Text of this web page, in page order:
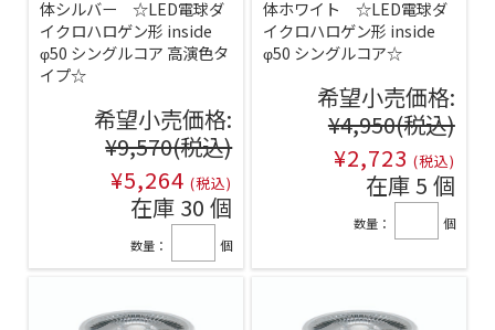
体シルバー ☆LED電球ダ
イクロハロゲン形 inside
φ50 シングルコア 高演色タ
イプ☆
希望小売価格:
¥9,570(税込)
¥5,264 (税込)
在庫 30 個
数量： 個
体ホワイト ☆LED電球ダ
イクロハロゲン形 inside
φ50 シングルコア☆
希望小売価格:
¥4,950(税込)
¥2,723 (税込)
在庫 5 個
数量： 個